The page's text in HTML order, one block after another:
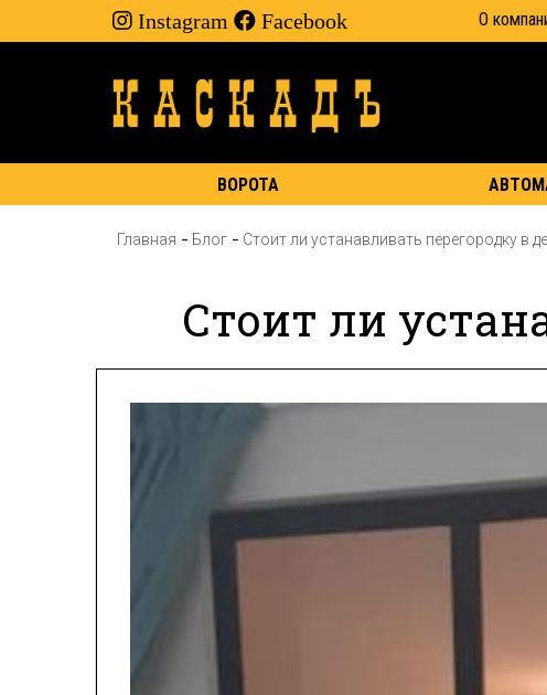
Instagram Facebook О
ВОРОТА
Главная Блог Стоит ли устанавливать перегородку в
Стоит ли